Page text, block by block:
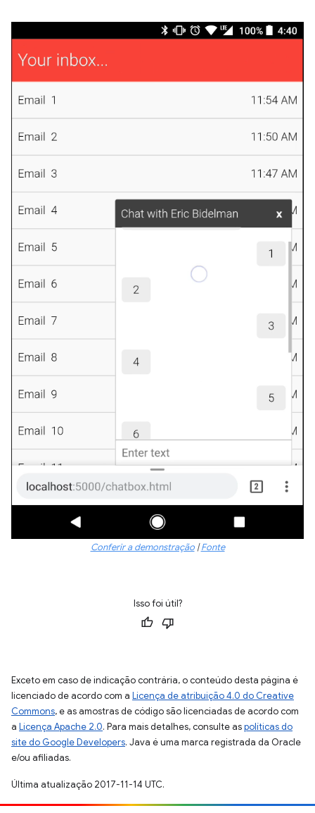
Conferir a demonstração|Fonte
Isso foi útil?
Exceto em caso de indicação contrária, o conteúdo desta página é
licenciado de acordo com a Licença de atribuição 4.0 do Creative
Commons, e as amostras de código são licenciadas de acordo com
a Licença Apache 2.0. Para mais detalhes, consulte aspolíticas do
site do Google Developers. Java é uma marca registrada da Oracle
e/ou afiliadas.
Última atualização 2017-11-14 UTC.